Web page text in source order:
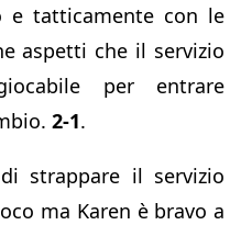
e tatticamente con le
aspetti che il servizio
per entrare
2-1.
strappare il servizio
ma Karen è bravo a